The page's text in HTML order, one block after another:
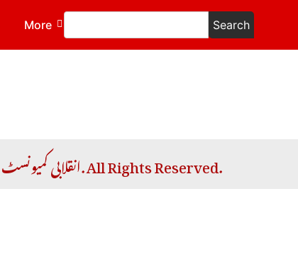
More Search
Copyright © 2026 RCP | انقلابی کمیونسٹ پارٹی. All Rights Reserved.